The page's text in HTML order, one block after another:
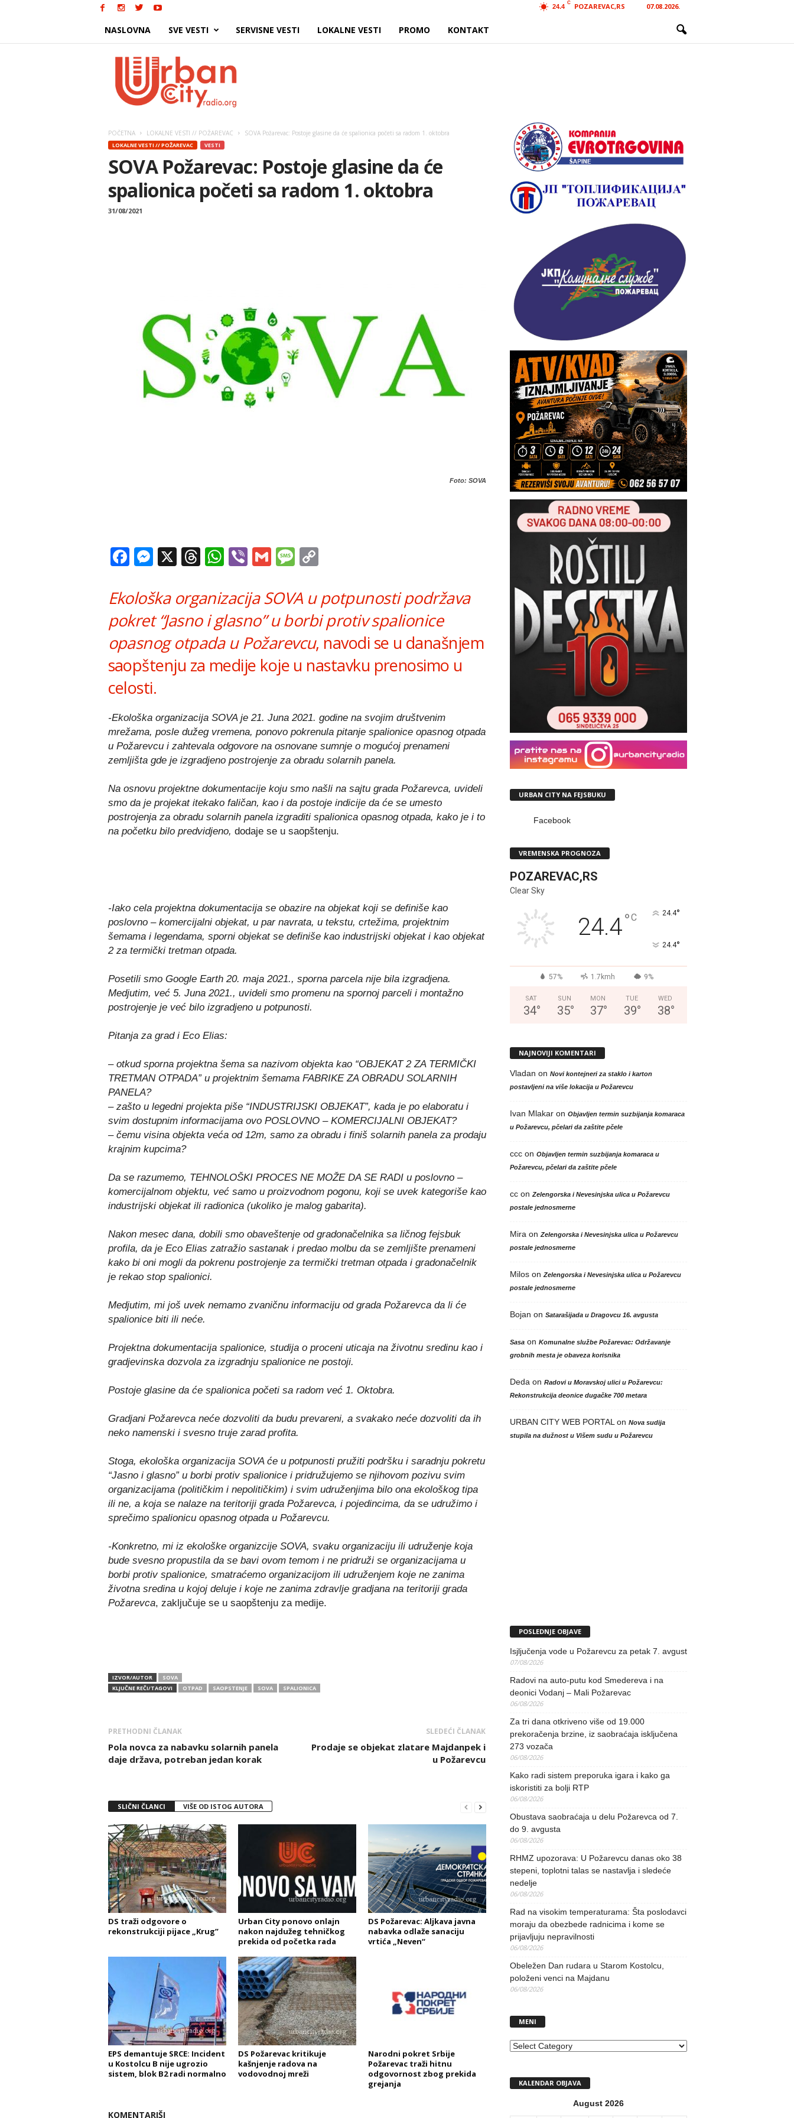
24.4
C POZAREVAC,RS 07.08.2026.
NASLOVNA SVE VESTI SERVISNE VESTI LOKALNE VESTI PROMO KONTAKT
POČETNA LOKALNE VESTI // POŽAREVAC SOVA Požarevac: Postoje glasine da će spalionica početi sa radom 1. oktobra
LOKALNE VESTI // POŽAREVAC VESTI
SOVA Požarevac: Postoje glasine da će
spalionica početi sa radom 1. oktobra
31/08/2021
Foto: SOVA
Facebook
Messenger
X Threads
WhatsApp
ViberGmailMessage
Ekološka organizacija SOVA u potpunosti podržava
pokret “Jasno i glasno” u borbi protiv spalionice
opasnog otpada u Požarevcu, navodi se u današnjem
saopštenju za medije koje u nastavku prenosimo u
celosti.
-Ekološka organizacija SOVA je 21. Juna 2021. godine na svojim društvenim
mrežama, posle dužeg vremena, ponovo pokrenula pitanje spalionice opasnog otpada
u Požarevcu i zahtevala odgovore na osnovane sumnje o mogućoj prenameni
zemljišta gde je izgradjeno postrojenje za obradu solarnih panela.
Na osnovu projektne dokumentacije koju smo našli na sajtu grada Požarevca, uvideli
smo da je projekat itekako faličan, kao i da postoje indicije da će se umesto
postrojenja za obradu solarnih panela izgraditi spalionica opasnog otpada, kako je i to
na početku bilo predvidjeno, dodaje se u saopštenju.
-Iako cela projektna dokumentacija se obazire na objekat koji se definiše kao
poslovno – komercijalni objekat, u par navrata, u tekstu, crtežima, projektnim
šemama i legendama, sporni objekat se definiše kao industrijski objekat i kao objekat
2 za termički tretman otpada.
Posetili smo Google Earth 20. maja 2021., sporna parcela nije bila izgradjena.
Medjutim, već 5. Juna 2021., uvideli smo promenu na spornoj parceli i montažno
postrojenje je već bilo izgradjeno u potpunosti.
Pitanja za grad i Eco Elias:
– otkud sporna projektna šema sa nazivom objekta kao “OBJEKAT 2 ZA TERMIČKI
TRETMAN OTPADA” u projektnim šemama FABRIKE ZA OBRADU SOLARNIH
PANELA?
– zašto u legedni projekta piše “INDUSTRIJSKI OBJEKAT”, kada je po elaboratu i
svim dostupnim informacijama ovo POSLOVNO – KOMERCIJALNI OBJEKAT?
– čemu visina objekta veća od 12m, samo za obradu i finiš solarnih panela za prodaju
krajnim kupcima?
Da se razumemo, TEHNOLOŠKI PROCES NE MOŽE DA SE RADI u poslovno –
komercijalnom objektu, već samo u proizvodnom pogonu, koji se uvek kategoriše kao
industrijski objekat ili radionica (ukoliko je malog gabarita).
Nakon mesec dana, dobili smo obaveštenje od gradonačelnika sa ličnog fejsbuk
profila, da je Eco Elias zatražio sastanak i predao molbu da se zemljište prenameni
kako bi oni mogli da pokrenu postrojenje za termički tretman otpada i gradonačelnik
je rekao stop spalionici.
Medjutim, mi još uvek nemamo zvaničnu informaciju od grada Požarevca da li će
spalionice biti ili neće.
Projektna dokumentacija spalionice, studija o proceni uticaja na životnu sredinu kao i
gradjevinska dozvola za izgradnju spalionice ne postoji.
Postoje glasine da će spalionica početi sa radom već 1. Oktobra.
Gradjani Požarevca neće dozvoliti da budu prevareni, a svakako neće dozvoliti da ih
neko namenski i svesno truje zarad profita.
Stoga, ekološka organizacija SOVA će u potpunosti pružiti podršku i saradnju pokretu
“Jasno i glasno” u borbi protiv spalionice i pridružujemo se njihovom pozivu svim
organizacijama (političkim i nepolitičkim) i svim udruženjima bilo ona ekološkog tipa
ili ne, a koja se nalaze na teritoriji grada Požarevca, i pojedincima, da se udružimo i
sprečimo spalionicu opasnog otpada u Požarevcu.
-Konkretno, mi iz ekološke organizcije SOVA, svaku organizaciju ili udruženje koja
bude svesno propustila da se bavi ovom temom i ne pridruži se organizacijama u
borbi protiv spalionice, smatraćemo organizacijom ili udruženjem koje ne zanima
životna sredina u kojoj deluje i koje ne zanima zdravlje gradjana na teritoriji grada
Požarevca, zaključuje se u saopštenju za medije.
IZVOR/AUTOR
SOVA
KLJUČNE REČI/TAGOVI
OTPAD SAOPSTENJE SOVA SPALIONICA
PRETHODNI ČLANAK
Pola novca za nabavku solarnih panela
daje država, potreban jedan korak
SLEDEĆI ČLANAK
Prodaje se objekat zlatare Majdanpek i
u Požarevcu
SLIČNI ČLANCI VIŠE OD ISTOG AUTORA
DS traži odgovore o
rekonstrukciji pijace „Krug”
Urban City ponovo onlajn
nakon najdužeg tehničkog
prekida od početka rada
DS Požarevac: Aljkava javna
nabavka odlaže sanaciju
vrtića „Neven“
EPS demantuje SRCE: Incident
u Kostolcu B nije ugrozio
sistem, blok B2 radi normalno
DS Požarevac kritikuje
kašnjenje radova na
vodovodnoj mreži
Narodni pokret Srbije
Požarevac traži hitnu
odgovornost zbog prekida
grejanja
KOMENTARIŠI
URBAN CITY NA FEJSBUKU
Facebook
VREMENSKA PROGNOZA
POZAREVAC,RS
Clear Sky
24.4°C 24.4°
24.4°
57% 1.7kmh 9%
SAT
34°
SUN
35°
MON
37°
TUE
39°
WED
38°
NAJNOVIJI KOMENTARI
Vladan on Novi kontejneri za staklo i karton
postavljeni na više lokacija u Požarevcu
Ivan Mlakaron Objavljen termin suzbijanja komaraca
u Požarevcu, pčelari da zaštite pčele
cccon Objavljen termin suzbijanja komaraca u
Požarevcu, pčelari da zaštite pčele
ccon Zelengorska i Nevesinjska ulica u Požarevcu
postale jednosmerne
Mira on Zelengorska i Nevesinjska ulica u Požarevcu
postale jednosmerne
Miloson Zelengorska i Nevesinjska ulica u Požarevcu
postale jednosmerne
Bojan on Satarašijada u Dragovcu 16. avgusta
Sasaon Komunalne službe Požarevac: Održavanje
grobnih mesta je obaveza korisnika
Deda on Radovi u Moravskoj ulici u Požarevcu:
Rekonstrukcija deonice dugačke 700 metara
URBAN CITY WEB PORTAL on Nova sudija
stupila na dužnost u Višem sudu u Požarevcu
POSLEDNJE OBJAVE
Isjljučenja vode u Požarevcu za petak 7. avgust
07/08/2026
Radovi na auto-putu kod Smedereva i na
deonici Vodanj – Mali Požarevac
06/08/2026
Za tri dana otkriveno više od 19.000
prekoračenja brzine, iz saobraćaja isključena
273 vozača
06/08/2026
Kako radi sistem preporuka igara i kako ga
iskoristiti za bolji RTP
06/08/2026
Obustava saobraćaja u delu Požarevca od 7.
do 9. avgusta
06/08/2026
RHMZ upozorava: U Požarevcu danas oko 38
stepeni, toplotni talas se nastavlja i sledeće
nedelje
06/08/2026
Rad na visokim temperaturama: Šta poslodavci
moraju da obezbede radnicima i kome se
prijavljuju nepravilnosti
06/08/2026
Obeležen Dan rudara u Starom Kostolcu,
položeni venci na Majdanu
06/08/2026
MENI
MENI
KALENDAR OBJAVA
August 2026